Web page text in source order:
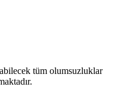
tüm olumsuzluklar